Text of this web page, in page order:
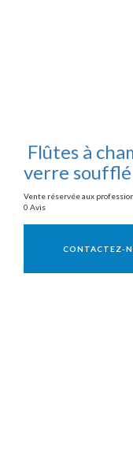
Flûtes à
verre
Vente réservée aux
0 Avis
CONTACTEZ-